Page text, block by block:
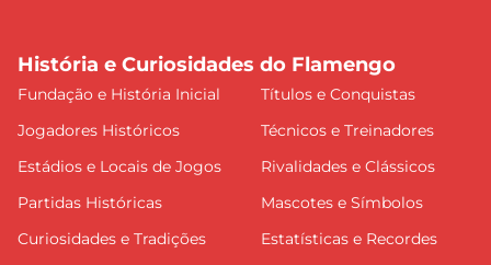
História e Curiosidades do Flamengo
Fundação e História Inicial
Títulos e Conquistas
Jogadores Históricos
Técnicos e Treinadores
Estádios e Locais de Jogos
Rivalidades e Clássicos
Partidas Históricas
Mascotes e Símbolos
Curiosidades e Tradições
Estatísticas e Recordes